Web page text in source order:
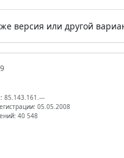
версия или другой
85.143.161.---
05.05.2008
40 548